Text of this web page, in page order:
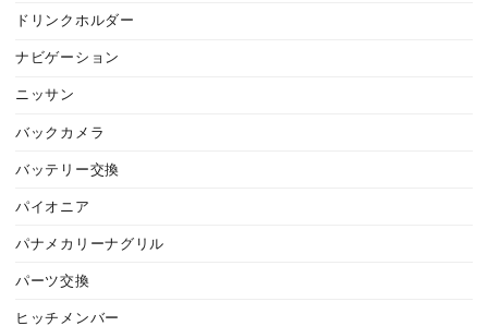
ドリンクホルダー
ナビゲーション
ニッサン
バックカメラ
バッテリー交換
パイオニア
パナメカリーナグリル
パーツ交換
ヒッチメンバー